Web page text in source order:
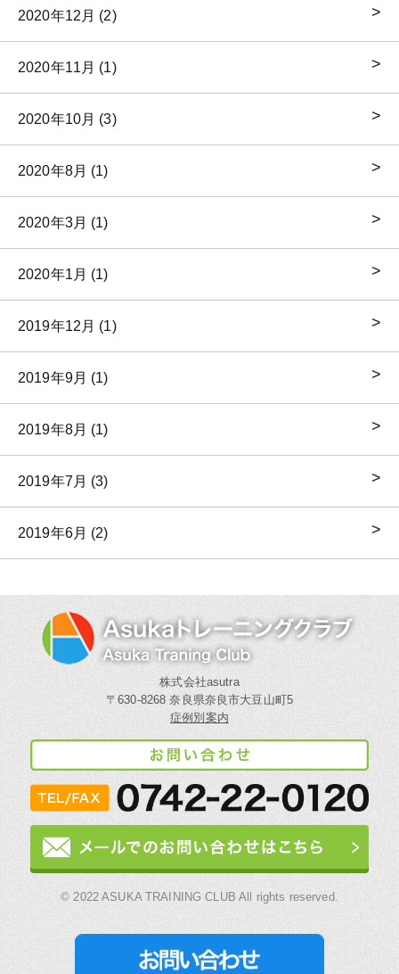
2020年12月 (2)
2020年11月 (1)
2020年10月 (3)
2020年8月 (1)
2020年3月 (1)
2020年1月 (1)
2019年12月 (1)
2019年9月 (1)
2019年8月 (1)
2019年7月 (3)
2019年6月 (2)
株式会社asutra
〒630-8268 奈良県奈良市大豆山町5
症例別案内
© 2022 ASUKA TRAINING CLUB All rights reserved.